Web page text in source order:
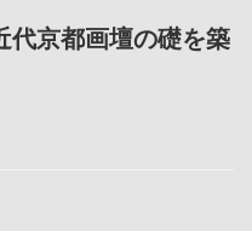
代京都画壇の礎を築